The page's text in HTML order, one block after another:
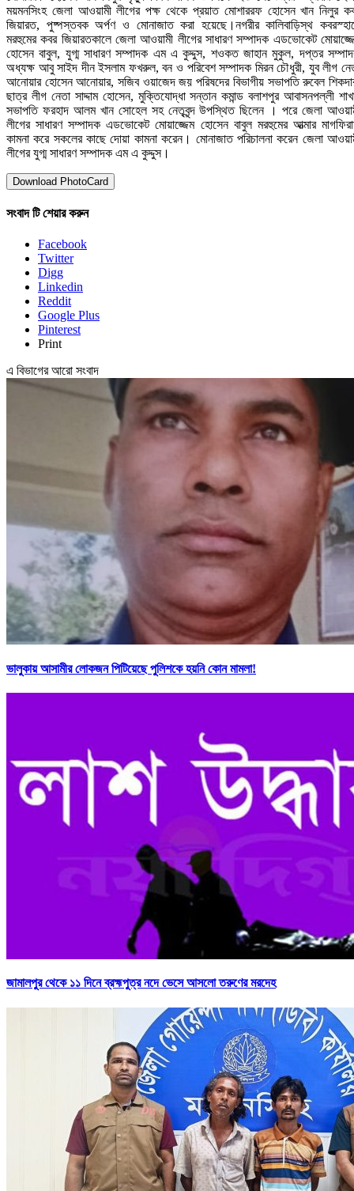
ময়মনসিংহ জেলা আওয়ামী লীগের পক্ষ থেকে প্রয়াত মোশাররফ হোসেন খান নিলুর
জিয়ারত, পুষ্পস্তবক অর্পণ ও মোনাজাত করা হয়েছে।নগরীর কালিবাড়িস্থ
মরহুমের কবর জিয়ারতকালে জেলা আওয়ামী লীগের সাধারণ সম্পাদক এডভোকেট
হোসেন বাবুল, যুগ্ম সাধারণ সম্পাদক এম এ কুদ্দুস, শওকত জাহান মুকুল, দপ্তর
অধ্যক্ষ আবু সাইদ দীন ইসলাম ফখরুল, বন ও পরিবেশ সম্পাদক মিরন চৌধুরী, যুব লীগ
আনোয়ার হোসেন আনোয়ার, সজিব ওয়াজেদ জয় পরিষদের বিভাগীয় সভাপতি রুবেল
ছাত্র লীগ নেতা সাদ্দাম হোসেন, মুক্তিযোদ্ধা সন্তান কমান্ড বলাশপুর আবাসনপল্লী
সভাপতি ফরহাদ আলম খান সোহেল সহ নেতৃবৃন্দ উপস্থিত ছিলেন । পরে জেলা
লীগের সাধারণ সম্পাদক এডভোকেট মোয়াজ্জেম হোসেন বাবুল মরহুমের আত্মার
কামনা করে সকলের কাছে দোয়া কামনা করেন। মোনাজাত পরিচালনা করেন জেলা
লীগের যুগ্ম সাধারণ সম্পাদক এম এ কুদ্দুস।
Download PhotoCard
সংবাদ টি শেয়ার করুন
Facebook
Twitter
Digg
Linkedin
Reddit
Google Plus
Pinterest
Print
এ বিভাগের আরো সংবাদ
ভালুকায় আসামীর লোকজন পিটিয়েছে পুলিশকে হয়নি কোন মামলা!
জামালপুর থেকে ১১ দিনে ব্রহ্মপুত্র নদে ভেসে আসলো তরুণের মরদেহ